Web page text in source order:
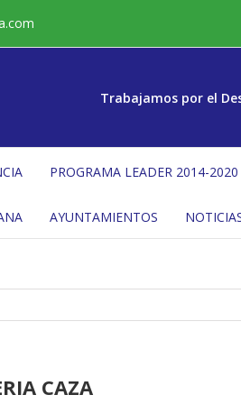
Trabajamos por el
PROGRAMA LEADER 2014-2020
AYUNTAMIENTOS
CAZA